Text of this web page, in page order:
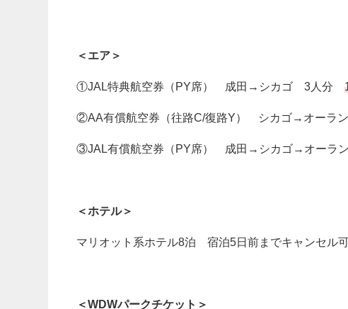
＜エア＞
①JAL特典航空券（PY席） 成田→シカゴ 3人分
②AA有償航空券（往路C/復路Y） シカゴ→オー
③JAL有償航空券（PY席） 成田→シカゴ→オー
＜ホテル＞
マリオット系ホテル8泊 宿泊5日前までキャンセル
＜WDWパークチケット＞